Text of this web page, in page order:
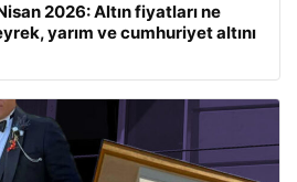
2026: Altın fiyatları ne
yarım ve cumhuriyet altını